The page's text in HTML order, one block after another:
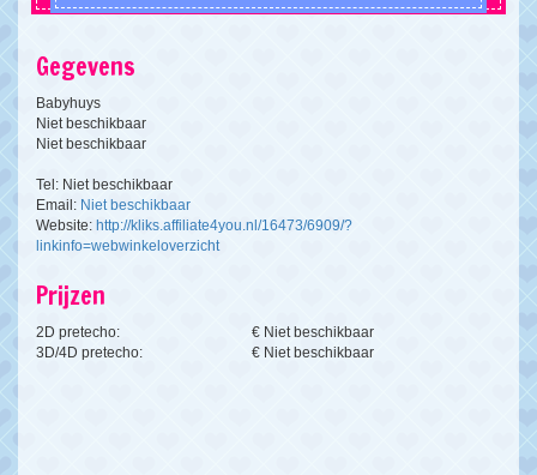
Gegevens
Babyhuys
Niet beschikbaar
Niet beschikbaar
Tel: Niet beschikbaar
Email: Niet beschikbaar
Website: http://kliks.affiliate4you.nl/16473/6909/?
linkinfo=webwinkeloverzicht
Prijzen
2D pretecho:
€ Niet beschikbaar
3D/4D pretecho:
€ Niet beschikbaar